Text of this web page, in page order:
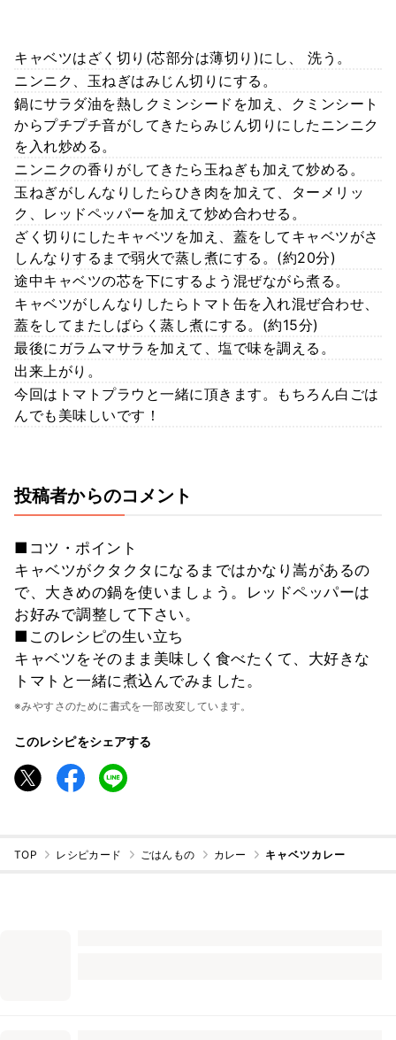
キャベツはざく切り(芯部分は薄切り)にし、 洗う。
ニンニク、玉ねぎはみじん切りにする。
鍋にサラダ油を熱しクミンシードを加え、クミンシート
からプチプチ音がしてきたらみじん切りにしたニンニク
を入れ炒める。
ニンニクの香りがしてきたら玉ねぎも加えて炒める。
玉ねぎがしんなりしたらひき肉を加えて、ターメリッ
ク、レッドペッパーを加えて炒め合わせる。
ざく切りにしたキャベツを加え、蓋をしてキャベツがさ
しんなりするまで弱火で蒸し煮にする。(約20分)
途中キャベツの芯を下にするよう混ぜながら煮る。
キャベツがしんなりしたらトマト缶を入れ混ぜ合わせ、
蓋をしてまたしばらく蒸し煮にする。(約15分)
最後にガラムマサラを加えて、塩で味を調える。
出来上がり。
今回はトマトプラウと一緒に頂きます。もちろん白ごは
んでも美味しいです！
投稿者からのコメント
■コツ・ポイント
キャベツがクタクタになるまではかなり嵩があるの
で、大きめの鍋を使いましょう。レッドペッパーは
お好みで調整して下さい。
■このレシピの生い立ち
キャベツをそのまま美味しく食べたくて、大好きな
トマトと一緒に煮込んでみました。
※みやすさのために書式を一部改変しています。
このレシピをシェアする
TOP レシピカード ごはんもの カレー キャベツカレー